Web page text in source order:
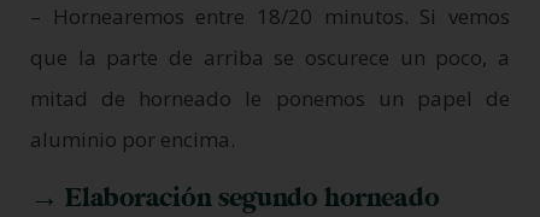
– Hornearemos entre 18/20 minutos. Si vemos
que la parte de arriba se oscurece un poco, a
mitad de horneado le ponemos un papel de
aluminio por encima.
→ Elaboración segundo horneado